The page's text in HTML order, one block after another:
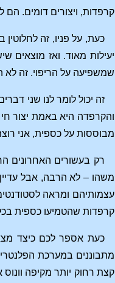
קרפדות, ויצורים דומים. הם
כעת, על פניו, זה לחלוטין
יעילות מאוד. ואז מוצאים
שמשפיעה על הריפוי. זה
זה יכול לומר לנו שני
והקרפדה היא באמת יצור חי
מבוססות על כספית, אני
רק בעשורים האחרונים
משהו – לא הרבה, אבל
עצמותיהם ומראה
קרפדות שהטמיעו כספית
כעת אספר לכם כיצד
מתבוננים במערכת